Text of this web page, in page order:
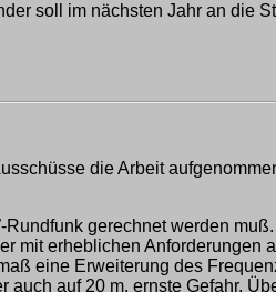
soll im nächsten Jahr an die
die Arbeit
gerechnet werden
mit erheblichen Anforderungen
eine Erweiterung des
auf 20 m, ernste Gefahr.